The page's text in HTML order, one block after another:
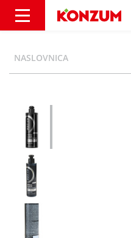
NASLOVNICA